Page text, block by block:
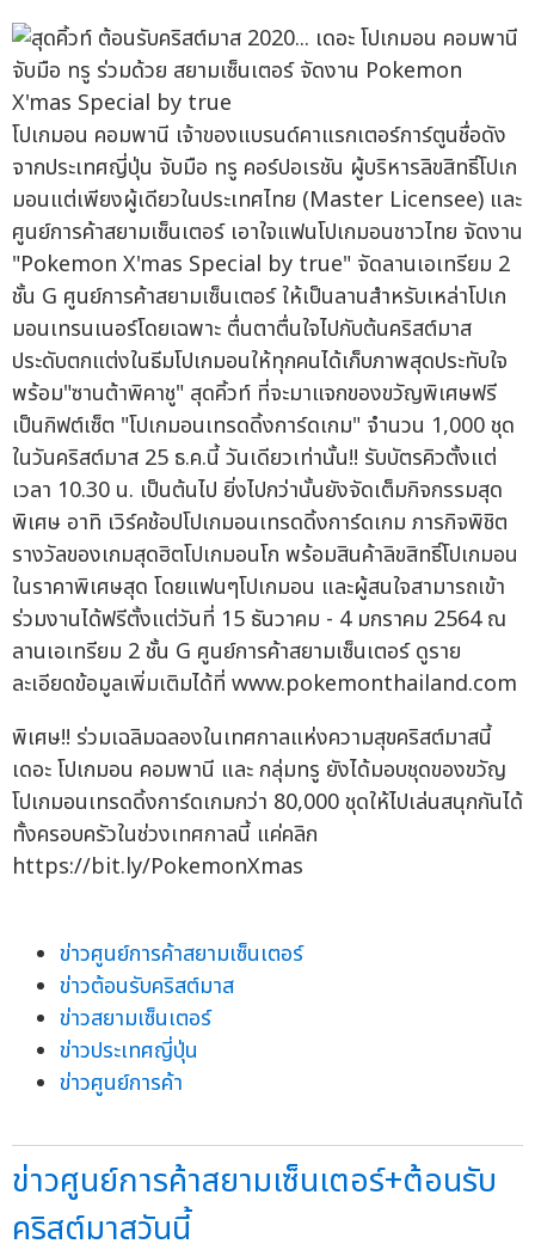
โปเกมอน คอมพานี เจ้าของแบรนด์คาแรกเตอร์การ์ตูนชื่อดัง
จากประเทศญี่ปุ่น จับมือ ทรู คอร์ปอเรชัน ผู้บริหารลิขสิทธิ์โปเก
มอนแต่เพียงผู้เดียวในประเทศไทย (Master Licensee) และ
ศูนย์การค้าสยามเซ็นเตอร์ เอาใจแฟนโปเกมอนชาวไทย จัดงาน
"Pokemon X'mas Special by true" จัดลานเอเทรียม 2
ชั้น G ศูนย์การค้าสยามเซ็นเตอร์ ให้เป็นลานสำหรับเหล่าโปเก
มอนเทรนเนอร์โดยเฉพาะ ตื่นตาตื่นใจไปกับต้นคริสต์มาส
ประดับตกแต่งในธีมโปเกมอนให้ทุกคนได้เก็บภาพสุดประทับใจ
พร้อม"ซานต้าพิคาชู" สุดคิ้วท์ ที่จะมาแจกของขวัญพิเศษฟรี
เป็นกิฟต์เซ็ต "โปเกมอนเทรดดิ้งการ์ดเกม" จำนวน 1,000 ชุด
ในวันคริสต์มาส 25 ธ.ค.นี้ วันเดียวเท่านั้น!! รับบัตรคิวตั้งแต่
เวลา 10.30 น. เป็นต้นไป ยิ่งไปกว่านั้นยังจัดเต็มกิจกรรมสุด
พิเศษ อาทิ เวิร์คช้อปโปเกมอนเทรดดิ้งการ์ดเกม ภารกิจพิชิต
รางวัลของเกมสุดฮิตโปเกมอนโก พร้อมสินค้าลิขสิทธิ์โปเกมอน
ในราคาพิเศษสุด โดยแฟนๆโปเกมอน และผู้สนใจสามารถเข้า
ร่วมงานได้ฟรีตั้งแต่วันที่ 15 ธันวาคม - 4 มกราคม 2564 ณ
ลานเอเทรียม 2 ชั้น G ศูนย์การค้าสยามเซ็นเตอร์ ดูราย
ละเอียดข้อมูลเพิ่มเติมได้ที่ www.pokemonthailand.com
พิเศษ!! ร่วมเฉลิมฉลองในเทศกาลแห่งความสุขคริสต์มาสนี้
เดอะ โปเกมอน คอมพานี และ กลุ่มทรู ยังได้มอบชุดของขวัญ
โปเกมอนเทรดดิ้งการ์ดเกมกว่า 80,000 ชุดให้ไปเล่นสนุกกันได้
ทั้งครอบครัวในช่วงเทศกาลนี้ แค่คลิก
https://bit.ly/PokemonXmas
ข่าวศูนย์การค้าสยามเซ็นเตอร์
ข่าวต้อนรับคริสต์มาส
ข่าวสยามเซ็นเตอร์
ข่าวประเทศญี่ปุ่น
ข่าวศูนย์การค้า
ข่าวศูนย์การค้าสยามเซ็นเตอร์+ต้อนรับ
คริสต์มาสวันนี้